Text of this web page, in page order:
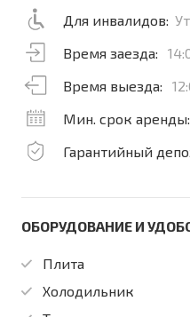
Для инвалидов:
Время заезда:
Время выезда:
Мин. срок аренды:
Гарантийный
ОБОРУДОВАНИЕ И
Плита
Холодильник